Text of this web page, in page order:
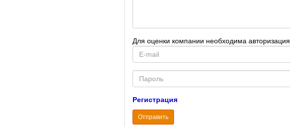
Для оценки компании необходима авторизация.
mail
Password
Регистрация
Отправить